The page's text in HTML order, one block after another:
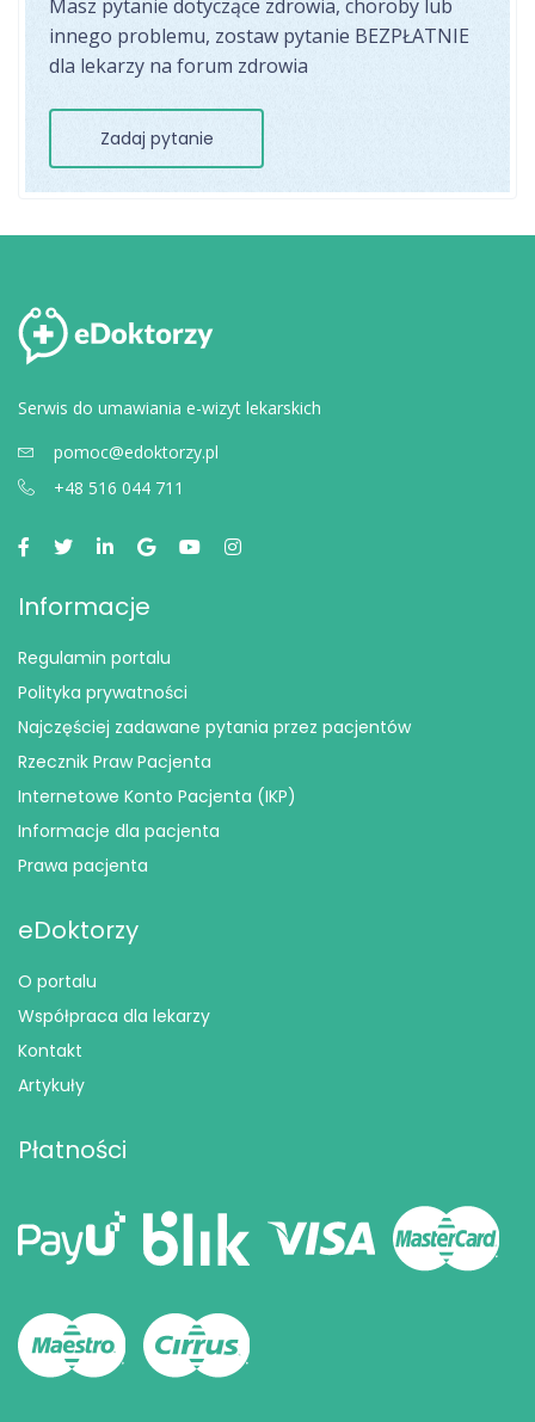
Masz pytanie dotyczące zdrowia, choroby lub
innego problemu, zostaw pytanie BEZPŁATNIE
dla lekarzy na forum zdrowia
Zadaj pytanie
Serwis do umawiania e-wizyt lekarskich
pomoc@edoktorzy.pl
+48 516 044 711
Informacje
Regulamin portalu
Polityka prywatności
Najczęściej zadawane pytania przez pacjentów
Rzecznik Praw Pacjenta
Internetowe Konto Pacjenta (IKP)
Informacje dla pacjenta
Prawa pacjenta
eDoktorzy
O portalu
Współpraca dla lekarzy
Kontakt
Artykuły
Płatności